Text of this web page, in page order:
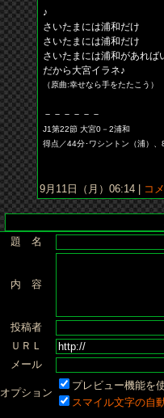
♪
さいたまには浦和だけ
さいたまには浦和だけ
さいたまには浦和があれば
だから大宮イラネ♪
（原曲:幸せなら手をたたこう）
－－－－－－
J1第22節 大宮0－2浦和
得点／44分･ワシントン（浦）
9月11日（月）06:14 | コ
題 名
内 容
投稿者
ＵＲＬ
メール
オプション
プレビュー機能を
スマイル文字の自